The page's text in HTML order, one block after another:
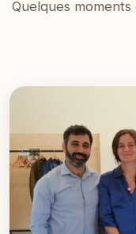
Quelques